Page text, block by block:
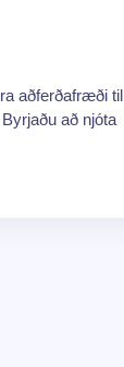
aðferðafræði til
að njóta